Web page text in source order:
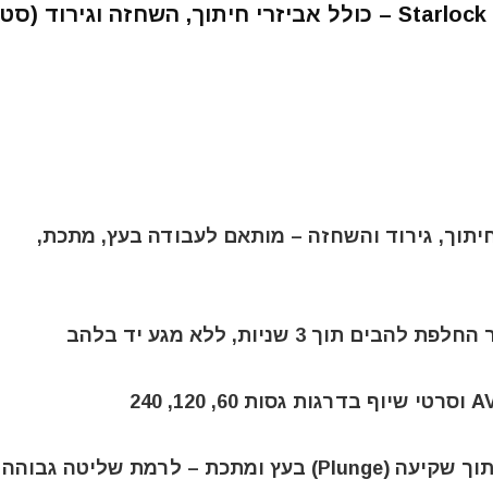
סט להבים 5 חלקים למולטיטול בתקן Starlock – כולל אביזרי חיתוך, השחזה וגירוד (סט
הכולל 5 אביזרים לחיתוך, גירוד והשחזה – מותאם לעבודה בעץ, מתכת,
✔️ להב חיתוך קשת AIZ 32 APB BiM לחיתוך שקיעה (Plunge) בעץ ומתכת – לרמת שליטה גבוהה